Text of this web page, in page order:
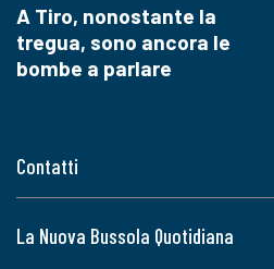
Contatti
La Nuova Bussola Quotidiana
A Tiro, nonostante la
tregua, sono ancora le
bombe a parlare